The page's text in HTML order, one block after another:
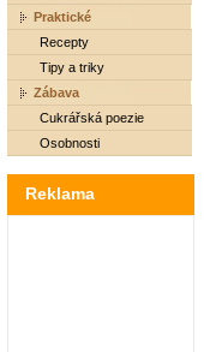
Praktické
Recepty
Tipy a triky
Zábava
Cukrářská poezie
Osobnosti
Reklama